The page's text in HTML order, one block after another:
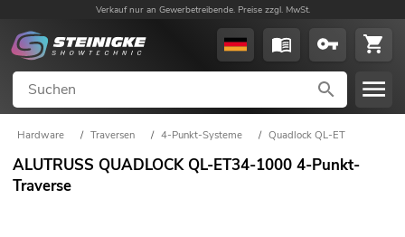
Verkauf nur an Gewerbetreibende. Preise zzgl. MwSt.
Hardware / Traversen / 4-Punkt-Systeme / Quadlock QL-ET
ALUTRUSS QUADLOCK QL-ET34-1000 4-Punkt-
Traverse